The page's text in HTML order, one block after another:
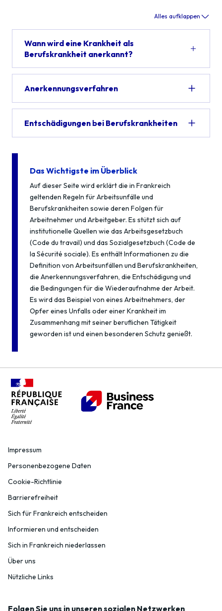
Alles aufklappen
Wann wird eine Krankheit als
Berufskrankheit anerkannt?
Anerkennungsverfahren
Entschädigungen bei Berufskrankheiten
Das Wichtigste im Überblick
Auf dieser Seite wird erklärt die in Frankreich
geltenden Regeln für Arbeitsunfälle und
Berufskrankheiten sowie deren Folgen für
Arbeitnehmer und Arbeitgeber. Es stützt sich auf
institutionelle Quellen wie das Arbeitsgesetzbuch
(Code du travail) und das Sozialgesetzbuch (Code de
la Sécurité sociale). Es enthält Informationen zu die
Definition von Arbeitsunfällen und Berufskrankheiten,
die Anerkennungsverfahren, die Entschädigung und
die Bedingungen für die Wiederaufnahme der Arbeit.
Es wird das Beispiel von eines Arbeitnehmers, der
Opfer eines Unfalls oder einer Krankheit im
Zusammenhang mit seiner beruflichen Tätigkeit
geworden ist und einen besonderen Schutz genießt.
Impressum
Personenbezogene Daten
Cookie-Richtlinie
Barrierefreiheit
Sich für Frankreich entscheiden
Informieren und entscheiden
Sich in Frankreich niederlassen
Über uns
Nützliche Links
Folgen Sie uns in unseren sozialen Netzwerken